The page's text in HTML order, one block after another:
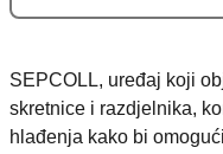
SEPCOLL, uređaj koji
skretnice i razdjelnika,
hlađenja kako bi